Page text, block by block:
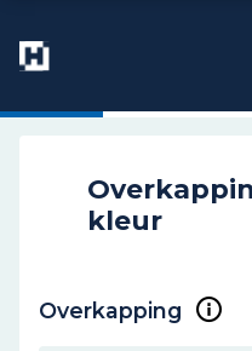
kleur
Overkapping